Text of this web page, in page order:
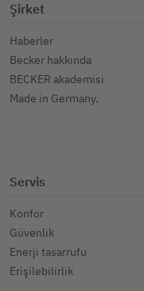
Şirket
Haberler
Becker hakkında
BECKER akademisi
Made in Germany.
Servis
Konfor
Güvenlik
Enerji tasarrufu
Erişilebilirlik